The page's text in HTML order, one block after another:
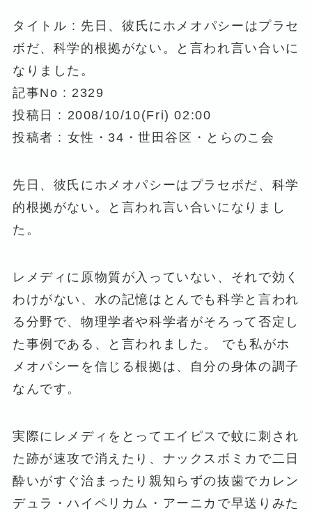
タイトル : 先日、彼氏にホメオパシーはプラセ
ボだ、科学的根拠がない。と言われ言い合いに
なりました。
記事No : 2329
投稿日 : 2008/10/10(Fri) 02:00
投稿者 : 女性・34・世田谷区・とらのこ会
先日、彼氏にホメオパシーはプラセボだ、科学
的根拠がない。と言われ言い合いになりまし
た。
レメディに原物質が入っていない、それで効く
わけがない、水の記憶はとんでも科学と言われ
る分野で、物理学者や科学者がそろって否定し
た事例である、と言われました。 でも私がホ
メオパシーを信じる根拠は、自分の身体の調子
なんです。
実際にレメディをとってエイピスで蚊に刺され
た跡が速攻で消えたり、ナックスボミカで二日
酔いがすぐ治まったり親知らずの抜歯でカレン
デュラ・ハイペリカム・アーニカで早送りみた